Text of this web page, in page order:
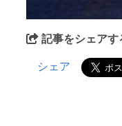
記事をシェアす
シェア